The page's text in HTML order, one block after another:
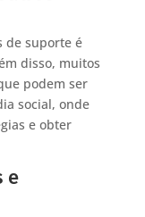
de suporte é
disso, muitos
podem ser
social, onde
e obter
e